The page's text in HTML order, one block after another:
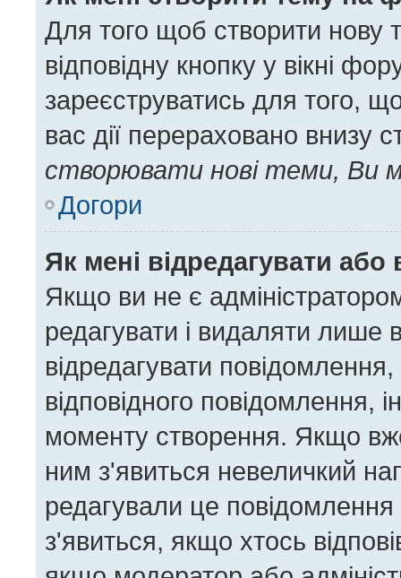
Для того щоб створити нову
відповідну кнопку у вікні
зареєструватись для того,
вас дії перераховано внизу
створювати нові теми, Ви
Догори
Як мені відредагувати
Якщо ви не є
редагувати і видаляти лише
відредагувати
відповідного повідомлення,
моменту створення. Якщо
ним з'явиться невеличкий
редагували це
з'явиться, якщо хтось